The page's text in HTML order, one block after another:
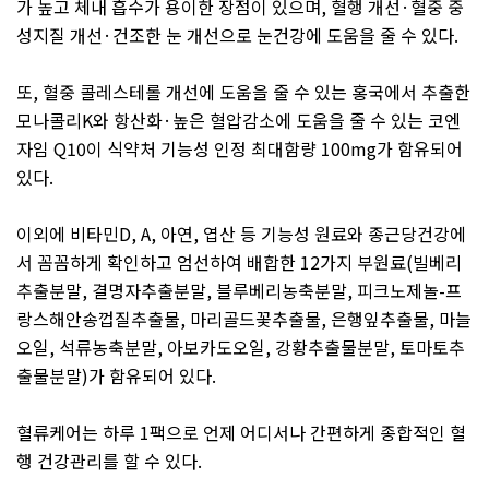
가 높고 체내 흡수가 용이한 장점이 있으며, 혈행 개선 · 혈중 중
성지질 개선 · 건조한 눈 개선으로 눈건강에 도움을 줄 수 있다.
또, 혈중 콜레스테롤 개선에 도움을 줄 수 있는 홍국에서 추출한
모나콜리K와 항산화· 높은 혈압감소에 도움을 줄 수 있는 코엔
자임 Q10이 식약처 기능성 인정 최대함량 100mg가 함유되어
있다.
이외에 비타민D, A, 아연, 엽산 등 기능성 원료와 종근당건강에
서 꼼꼼하게 확인하고 엄선하여 배합한 12가지 부원료(빌베리
추출분말, 결명자추출분말, 블루베리농축분말, 피크노제놀-프
랑스해안송껍질추출물, 마리골드꽃추출물, 은행잎추출물, 마늘
오일, 석류농축분말, 아보카도오일, 강황추출물분말, 토마토추
출물분말)가 함유되어 있다.
혈류케어는 하루 1팩으로 언제 어디서나 간편하게 종합적인 혈
행 건강관리를 할 수 있다.